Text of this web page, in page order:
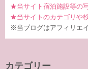
★当サイト宿泊施設等の
★当サイトのカテゴリや
※当ブログはアフィリエ
カテゴリー